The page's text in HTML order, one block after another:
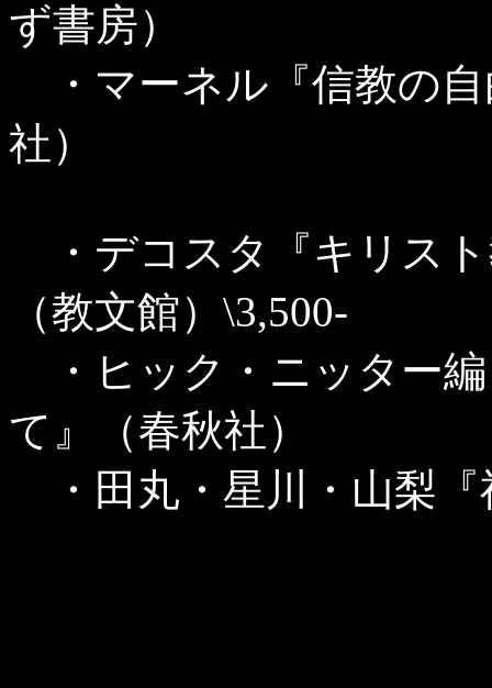
ず書房）
・マーネル『信教の
社）
・デコスタ『キリス
（教文館）\3,500-
・ヒック・ニッター
て』（春秋社）
・田丸・星川・山梨『